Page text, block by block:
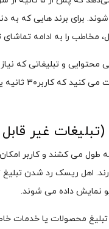
برای برند هایی که به
محتوایی و تبلیغاتی که
ویژگی مهم:
کوتاه، معمولاً بین ۱۵ تا ۲۰ ثانیه
تبلیغ محصولات یا خدمات